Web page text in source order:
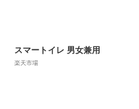
スマートイレ 男女兼用
楽天市場